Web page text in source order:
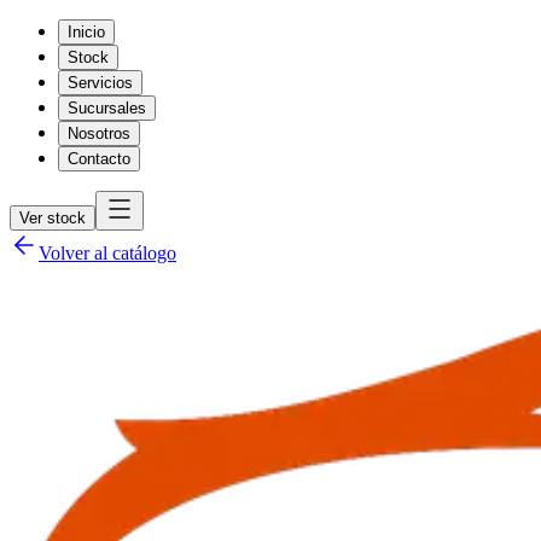
Inicio
Stock
Servicios
Sucursales
Nosotros
Contacto
Ver stock
Volver al catálogo